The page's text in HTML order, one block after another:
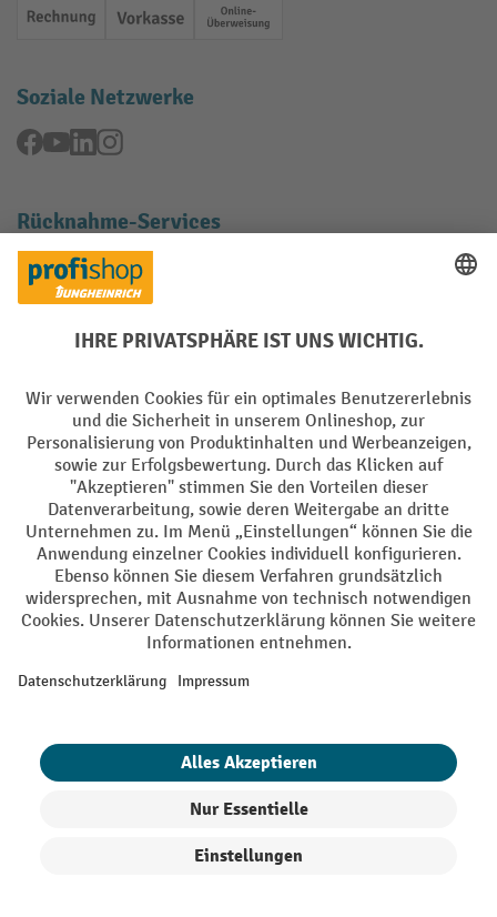
Rechnung Vorkasse Online-Überweisung
Soziale Netzwerke
Facebook
YouTubeLinkedInInstagram
Rücknahme-Services
Elektrogeräte Rückname
Batterie Rückname
Impressum Datenschutz
Barrierefreiheit Grounding Page Privacy Settings
Alle Preise exkl. gesetzl. Mehrwertsteuer zzgl.Versandkostenund ggf.
Nachnahmegebühren, wenn nicht anders angegeben.
¹ Der Rabatt gilt so lange der Vorrat reicht. Der Rabatt gilt nicht auf
oder Gutscheinen ist nicht möglich. | ² Der Rabatt wird einmalig bei
eingelöst werden. Die Höhe des Rabatts variiert je nach
Produktkategorie und beträgt bis zu 10 % (10 % auf Lager, Umwelt,
Heben | 7% auf Büro). Ausgenommen sind Elektro-Hubwagen,
Ausschluss von Werkzeug. Gilt nicht auf Sonderpreise. Kombination